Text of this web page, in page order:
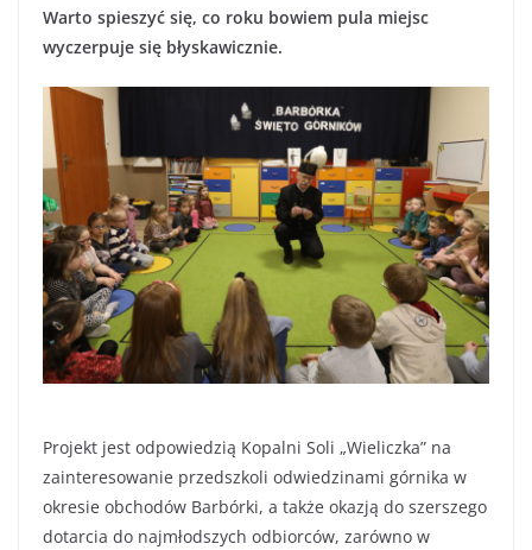
Warto spieszyć się, co roku bowiem pula miejsc
wyczerpuje się błyskawicznie.
Projekt jest odpowiedzią Kopalni Soli „Wieliczka” na
zainteresowanie przedszkoli odwiedzinami górnika w
okresie obchodów Barbórki, a także okazją do szerszego
dotarcia do najmłodszych odbiorców, zarówno w